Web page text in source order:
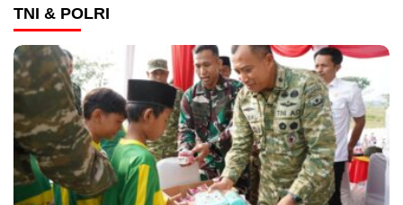
TNI & POLRI